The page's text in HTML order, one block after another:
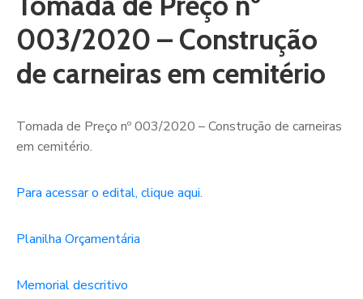
003/2020 – Construção
de carneiras em cemitério
Tomada de Preço nº 003/2020 – Construção de carneiras
em cemitério.
Para acessar o edital, clique aqui.
Planilha Orçamentária
Memorial descritivo